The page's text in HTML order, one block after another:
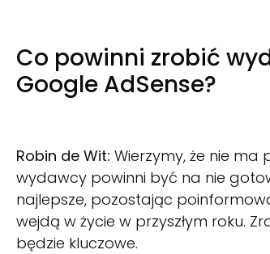
Co powinni zrobić
Google AdSense?
Robin de Wit: Wierzymy, że nie ma
wydawcy powinni być na nie
najlepsze, pozostając
wejdą w życie w przyszłym roku.
będzie kluczowe.